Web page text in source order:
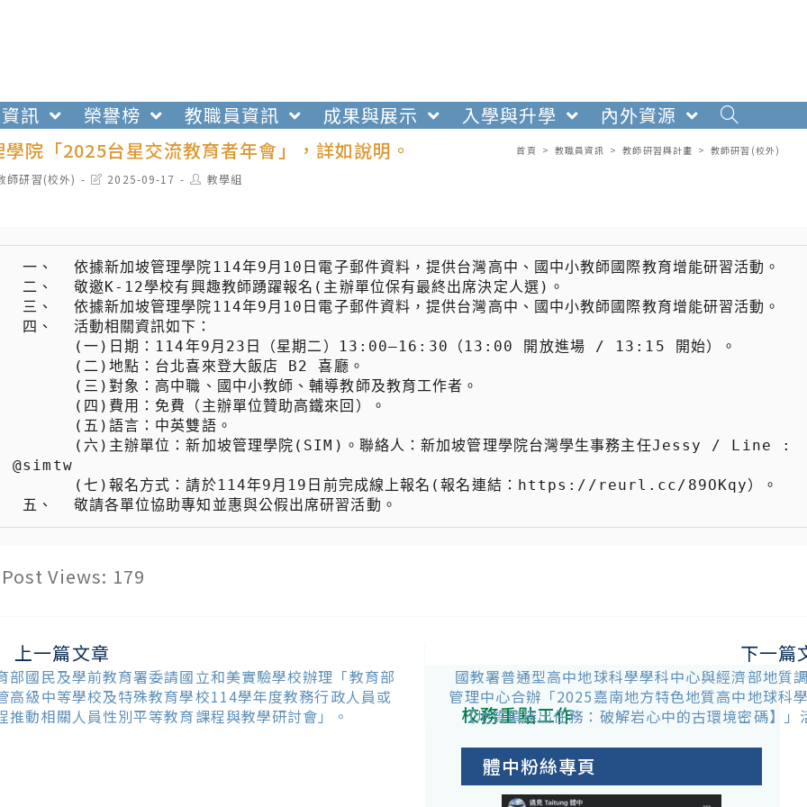
訊 榮譽榜 教職員資訊 成果與展示 入學與升學
內外資源
院「2025台星交流教育者年會」，詳如說明。
首頁 > 教職員資訊 > 教師研習與計畫 > 教師研習(校外)
師研習(校外)
Post2025-09-17
Post教學組
一、  依據新加坡管理學院114年9月10日電子郵件資料，提供台灣高中、國中小教師國際教育增能研習活動。
@simtw
五、  敬請各單位協助專知並惠與公假出席研習活動。
Post Views: 179
上一篇文章
部國民及學前教育署委請國立和美實驗學校辦理「教育部
高級中等學校及特殊教育學校114學年度教務行政人員或
推動相關人員性別平等教育課程與教學研討會」。
下一篇
國教署普通型高中地球科學學科中心與經濟部地質
管理中心合辦「2025嘉南地方特色地質高中地球科
【地質偵探出任務：破解岩心中的古環境密碼】」
校務重點工作
體中粉絲專頁